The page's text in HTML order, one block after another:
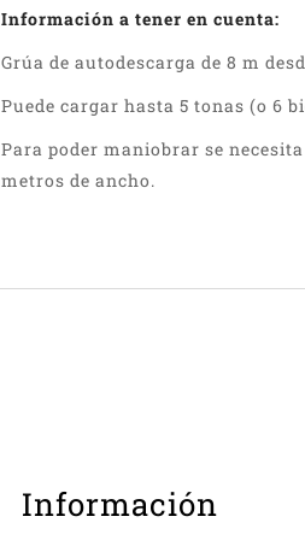
Información a tener en cuenta:
Grúa de autodescarga de 8 m
Puede cargar hasta 5 tonas (o 6
Para poder maniobrar se
metros de ancho.
Información